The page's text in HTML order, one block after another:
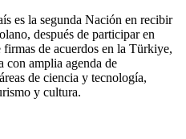
es la segunda Nación en recibir
después de participar en
firmas de acuerdos en la Türkiye,
con amplia agenda de
de ciencia y tecnología,
y cultura.